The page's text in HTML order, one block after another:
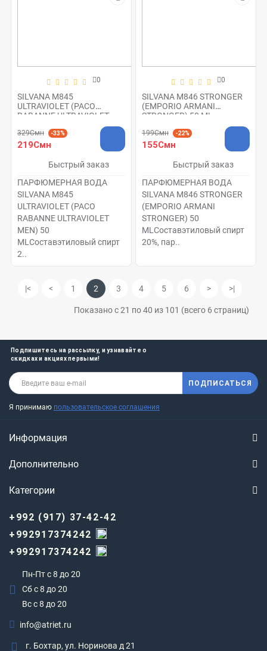
0
SILVANA M845
ULTRAVIOLET (PACO
RABANNE ULTRAVIOLET
329Смн -33%
219Смн
Быстрый заказ
ПАРФЮМЕРНАЯ ВОДА
SILVANA M845
ULTRAVIOLET (PACO
RABANNE ULTRAVIOLET
MEN) 50
MLСоставэтиловый спирт
2..
0
SILVANA M846 STRONGER
(EMPORIO ARMANI
STRONGER) 50 ML
199Смн -22%
155Смн
Быстрый заказ
ПАРФЮМЕРНАЯ ВОДА
SILVANA M846 STRONGER
(EMPORIO ARMANI
STRONGER) 50
MLСоставэтиловый спирт
20%, пар..
|< < 1 2 3 4 5 6 > >|
Показано с 21 по 40 из 101 (всего 6 страниц)
Подпишитесь на рассылку, и узнавайте о
скидках и акциях первыми!
ПОДПИСАТЬСЯ
Я принимаю пользовательское соглашения
Информация
Дополнительно
Категории
+992 (917) 37-42-42
+992917374242
+992917374242
Пн-Пт с 8 до 20
Сб с 8 до 20
Вс c 8 до 20
info@atriet.ru
г. Бохтар, ул. Норинова д 21